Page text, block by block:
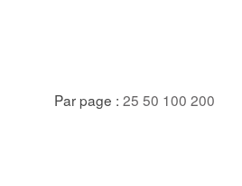
Par page : 25 50 100 200